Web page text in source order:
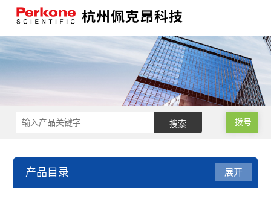
拨号
产品目录 展开